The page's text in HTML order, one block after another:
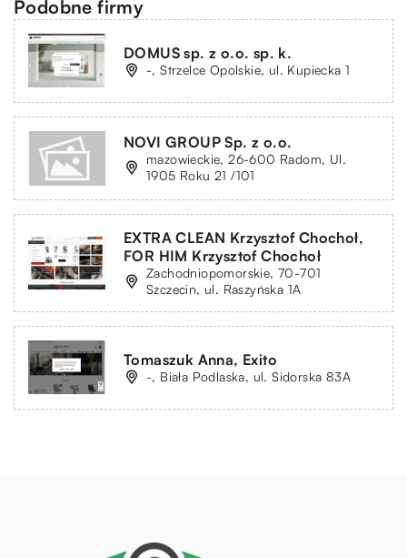
Podobne firmy
DOMUS sp. z o.o. sp. k.
-, Strzelce Opolskie, ul. Kupiecka 1
NOVI GROUP Sp. z o.o.
mazowieckie, 26-600 Radom, Ul.
1905 Roku 21 /101
EXTRA CLEAN Krzysztof Chochoł,
FOR HIM Krzysztof Chochoł
Zachodniopomorskie, 70-701
Szczecin, ul. Raszyńska 1A
Tomaszuk Anna, Exito
-, Biała Podlaska, ul. Sidorska 83A